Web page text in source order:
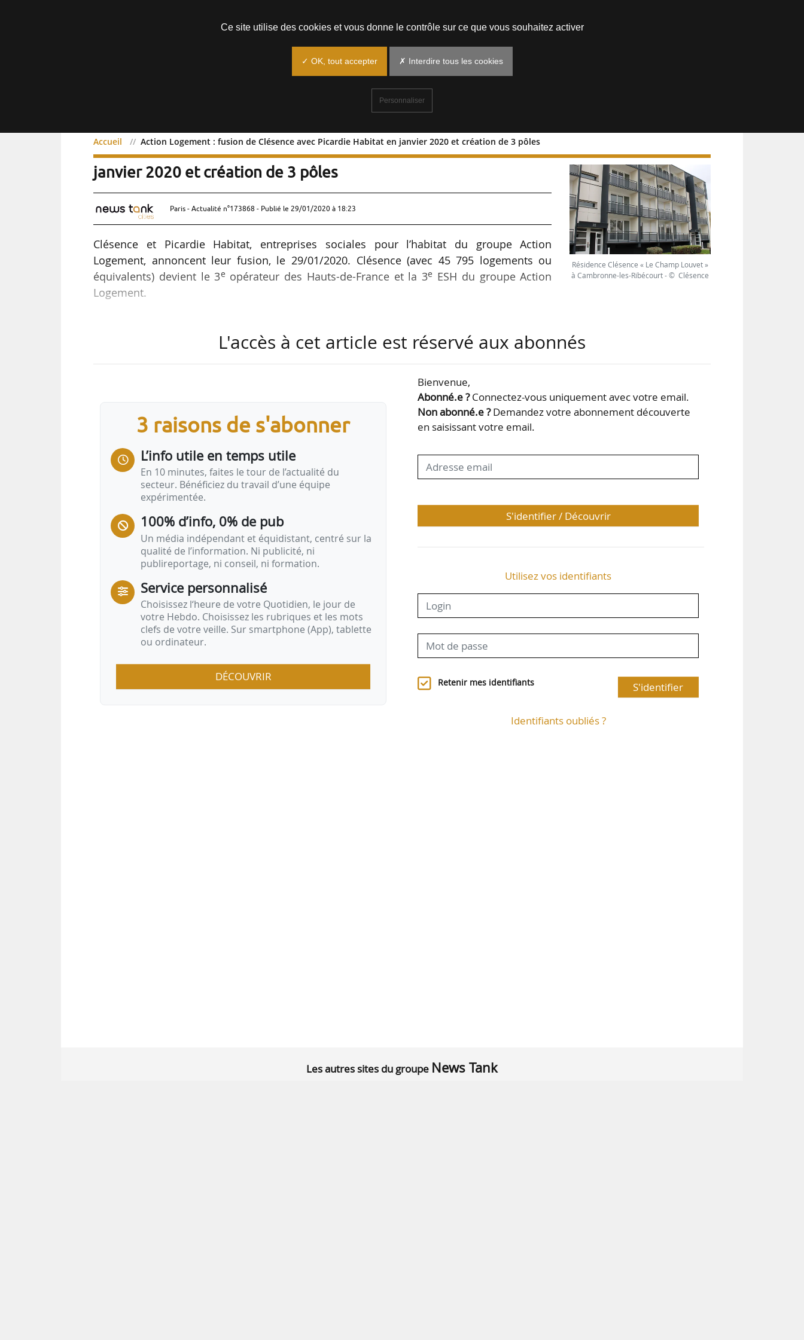
Accueil Action Logement : fusion de Clésence avec Picardie Habitat en janvier 2020 et création de 3 pôles
Action Logement : fusion de Clésence avec Picardie Habitat en
janvier 2020 et création de 3 pôles
Paris - Actualité n°173868 - Publié le 29/01/2020 à 18:23
Clésence et Picardie Habitat, entreprises sociales pour l’habitat du groupe Action
Logement, annoncent leur fusion, le 29/01/2020. Clésence (avec 45 795 logements ou
équivalents) devient le 3e opérateur des Hauts-de-France et la 3e ESH du groupe Action
Logement.
entreprises », indique Clésence. La fusion prévoit une nouvelle organisation territoriale
et des besoins différents en matière de logement » et sont pilotés par un directeur
territorial dans chaque secteur, indique l’ESH. « Chaque direction territoriale a pour
mission de…
Résidence Clésence « Le Champ Louvet »
à Cambronne-les-Ribécourt - © Clésence
L'accès à cet article est réservé aux abonnés
3 raisons de s'abonner
L’info utile en temps utile
En 10 minutes, faites le tour de l’actualité du
secteur. Bénéficiez du travail d’une équipe
expérimentée.
100% d’info, 0% de pub
Un média indépendant et équidistant, centré sur la
qualité de l’information. Ni publicité, ni
publireportage, ni conseil, ni formation.
Service personnalisé
Choisissez l‘heure de votre Quotidien, le jour de
votre Hebdo. Choisissez les rubriques et les mots
clefs de votre veille. Sur smartphone (App), tablette
ou ordinateur.
DÉCOUVRIR
Bienvenue,
Abonné.e ?Connectez-vous uniquement avec votre email.
Non abonné.e ?Demandez votre abonnement découverte
en saisissant votre email.
S'identifier / Découvrir
Utilisez vos identifiants
Retenir mes identifiants S'identifier
Identifiants oubliés ?
Les autres sites du groupe News Tank
Ce site utilise des cookies et vous donne le contrôle sur ce que vous souhaitez activer
✓ OK, tout accepter ✗ Interdire tous les cookies
Personnaliser